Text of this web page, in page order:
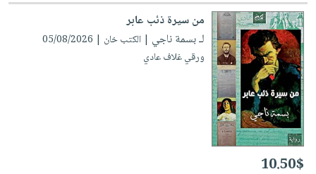
تحميل
iKitab
على
Apple
العناية
وتصفيف
الشعر
العناية
بالجسم
العناية
بالأسنان
الكل
أواني
الطهي
أدوات
الخبز
أدوات
المائدة
الأوعية
متجر
الهدايا
أقسام
الأكثر
مبيعاً
العودة
شحن
مجاني
بنود
من سيرة ذئب عابر
لـ بسمة ناجي | الكتب خان | 05/08/2026
ورقي غلاف عادي
10.50$